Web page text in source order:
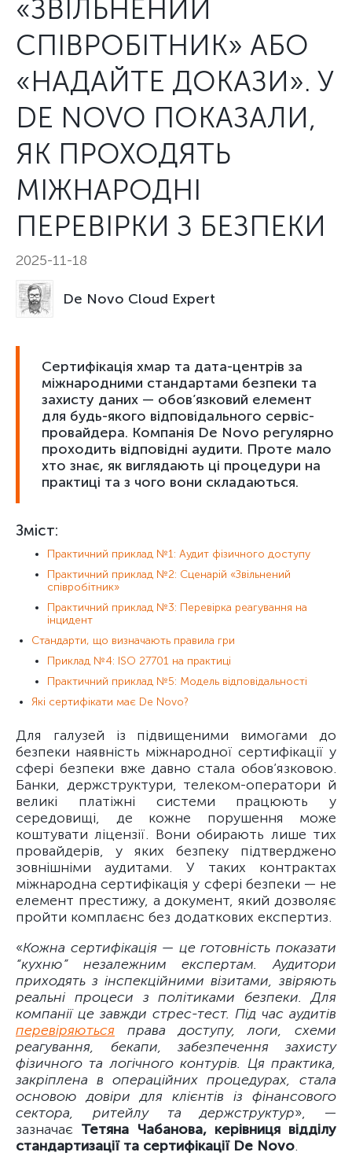
«ЗВІЛЬНЕНИЙ
СПІВРОБІТНИК» АБО
«НАДАЙТЕ ДОКАЗИ». У
DE NOVO ПОКАЗАЛИ,
ЯК ПРОХОДЯТЬ
МІЖНАРОДНІ
ПЕРЕВІРКИ З БЕЗПЕКИ
2025-11-18
De Novo Cloud Expert
Сертифікація хмар та дата-центрів за
міжнародними стандартами безпеки та
захисту даних — обов’язковий елемент
для будь-якого відповідального сервіс-
провайдера. Компанія De Novo регулярно
проходить відповідні аудити. Проте мало
хто знає, як виглядають ці процедури на
практиці та з чого вони складаються.
Зміст:
Практичний приклад №1: Аудит фізичного доступу
Практичний приклад №2: Сценарій «Звільнений
співробітник»
Практичний приклад №3: Перевірка реагування на
інцидент
Стандарти, що визначають правила гри
Приклад №4: ISO 27701 на практиці
Практичний приклад №5: Модель відповідальності
Які сертифікати має De Novo?
Для галузей із підвищеними вимогами до
безпеки наявність міжнародної сертифікації у
сфері безпеки вже давно стала обов’язковою.
Банки, держструктури, телеком-оператори й
великі платіжні системи працюють у
середовищі, де кожне порушення може
коштувати ліцензії. Вони обирають лише тих
провайдерів, у яких безпеку підтверджено
зовнішніми аудитами. У таких контрактах
міжнародна сертифікація у сфері безпеки — не
елемент престижу, а документ, який дозволяє
пройти комплаєнс без додаткових експертиз.
«Кожна сертифікація — це готовність показати
“кухню” незалежним експертам. Аудитори
приходять з інспекційними візитами, звіряють
реальні процеси з політиками безпеки. Для
компанії це завжди стрес-тест. Під час аудитів
перевіряються права доступу, логи, схеми
реагування, бекапи, забезпечення захисту
фізичного та логічного контурів. Ця практика,
закріплена в операційних процедурах, стала
основою довіри для клієнтів із фінансового
сектора, ритейлу та держструктур», —
зазначає Тетяна Чабанова, керівниця відділу
стандартизації та сертифікації De Novo.